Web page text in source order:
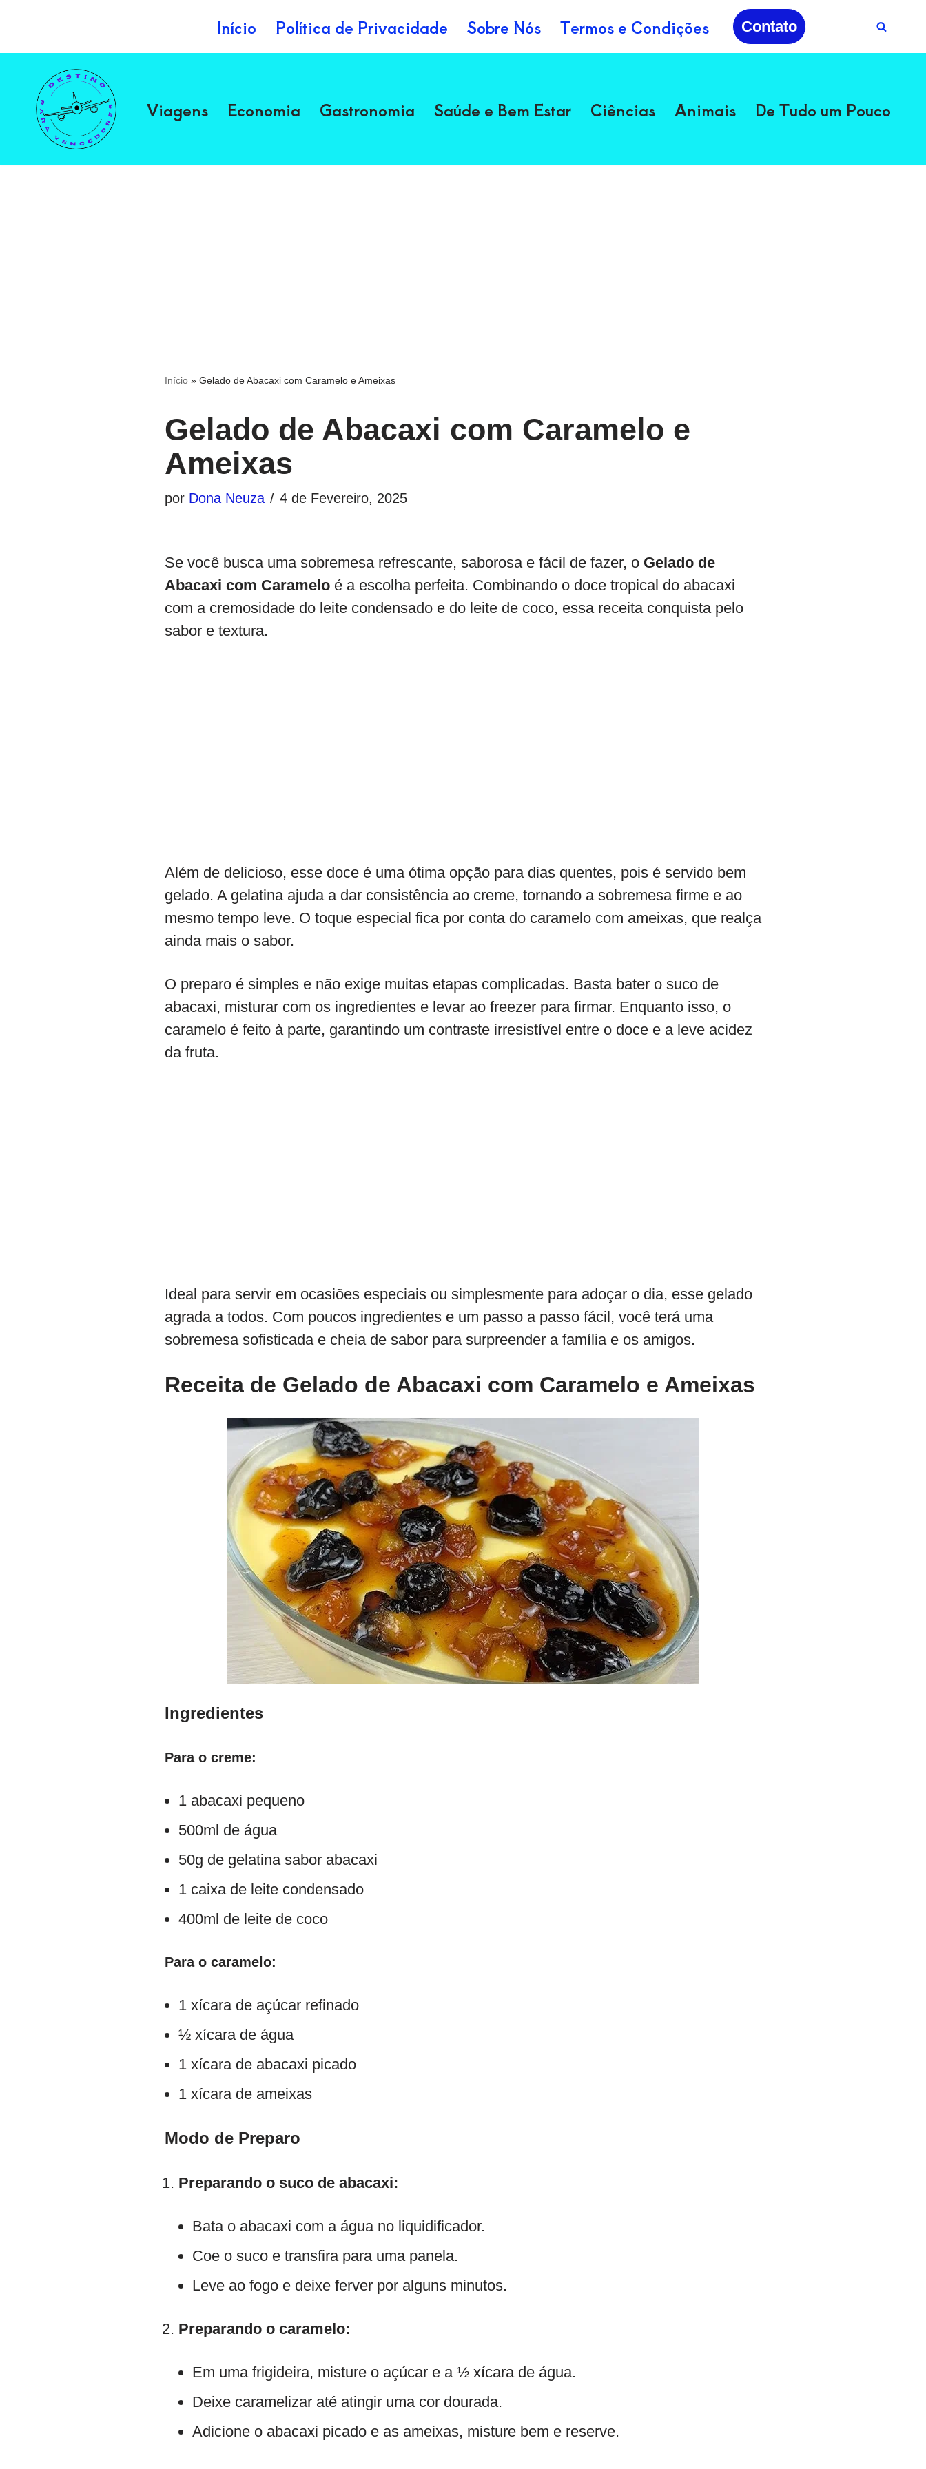
conteúdo
Início Política de Privacidade Sobre Nós Termos e Condições Contato
Viagens Economia Gastronomia Saúde e Bem Estar Ciências Animais De Tudo um Pouco
Início » Gelado de Abacaxi com Caramelo e Ameixas
Gelado de Abacaxi com Caramelo e
Ameixas
por Dona Neuza 4 de Fevereiro, 2025
Se você busca uma sobremesa refrescante, saborosa e fácil de fazer, o Gelado de
Abacaxi com Caramelo é a escolha perfeita. Combinando o doce tropical do abacaxi
com a cremosidade do leite condensado e do leite de coco, essa receita conquista pelo
sabor e textura.
Além de delicioso, esse doce é uma ótima opção para dias quentes, pois é servido bem
gelado. A gelatina ajuda a dar consistência ao creme, tornando a sobremesa firme e ao
mesmo tempo leve. O toque especial fica por conta do caramelo com ameixas, que realça
ainda mais o sabor.
O preparo é simples e não exige muitas etapas complicadas. Basta bater o suco de
abacaxi, misturar com os ingredientes e levar ao freezer para firmar. Enquanto isso, o
caramelo é feito à parte, garantindo um contraste irresistível entre o doce e a leve acidez
da fruta.
Ideal para servir em ocasiões especiais ou simplesmente para adoçar o dia, esse gelado
agrada a todos. Com poucos ingredientes e um passo a passo fácil, você terá uma
sobremesa sofisticada e cheia de sabor para surpreender a família e os amigos.
Receita de Gelado de Abacaxi com Caramelo e Ameixas
Ingredientes
Para o creme:
1 abacaxi pequeno
500ml de água
50g de gelatina sabor abacaxi
1 caixa de leite condensado
400ml de leite de coco
Para o caramelo:
1 xícara de açúcar refinado
½ xícara de água
1 xícara de abacaxi picado
1 xícara de ameixas
Modo de Preparo
Preparando o suco de abacaxi:
Bata o abacaxi com a água no liquidificador.
Coe o suco e transfira para uma panela.
Leve ao fogo e deixe ferver por alguns minutos.
Preparando o caramelo:
Em uma frigideira, misture o açúcar e a ½ xícara de água.
Deixe caramelizar até atingir uma cor dourada.
Adicione o abacaxi picado e as ameixas, misture bem e reserve.